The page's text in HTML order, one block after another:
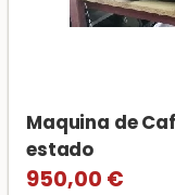
Maquina de
estado
950,00 €